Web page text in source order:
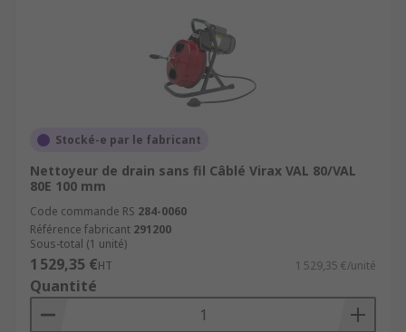
Stocké-e par le fabricant
Nettoyeur de drain sans fil Câblé Virax VAL 80/VAL
80E 100 mm
Code commande RS 284-0060
Référence fabricant 291200
Sous-total (1 unité)
1 529,35 €HT 1 529,35 €/unité
Quantité